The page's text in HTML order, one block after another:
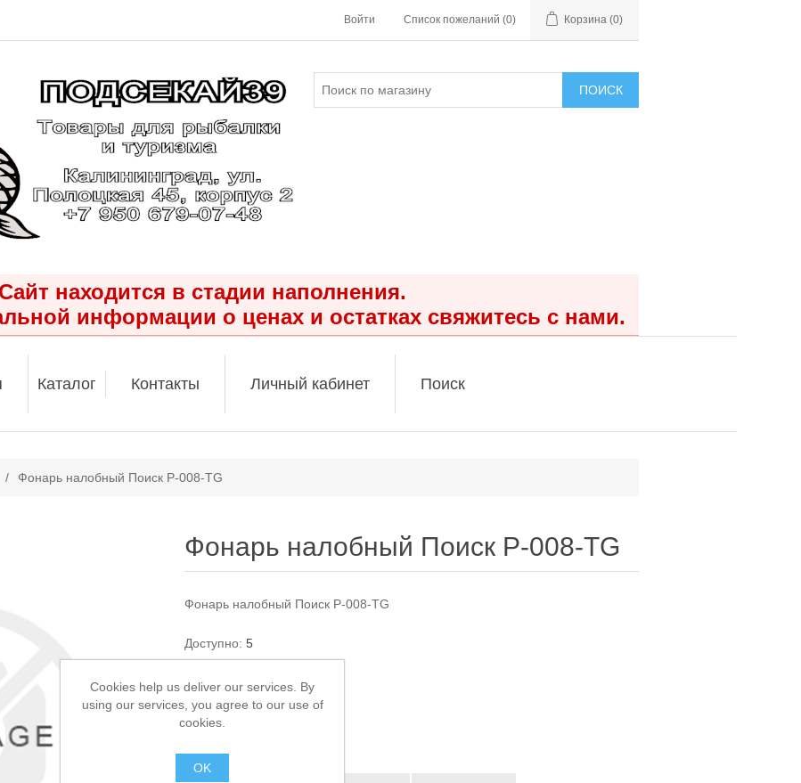
Войти Список пожеланий (0) Корзина (0)
ПОИСК
Сайт находится в стадии наполнения.
информации о ценах и остатках свяжитесь с нами.
Каталог Контакты Личный кабинет Поиск
/ Фонарь налобный Поиск P-008-TG
Фонарь налобный Поиск P-008-TG
Фонарь налобный Поиск P-008-TG
Доступно: 5
2 550,00 ₽
Cookies help us deliver our services. By
using our services, you agree to our use of
cookies.
OK